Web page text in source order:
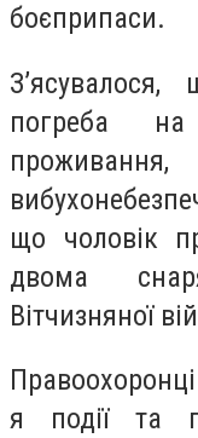
боєприпаси.
погреба
що чоловік
двома
Вітчизняної
я події та